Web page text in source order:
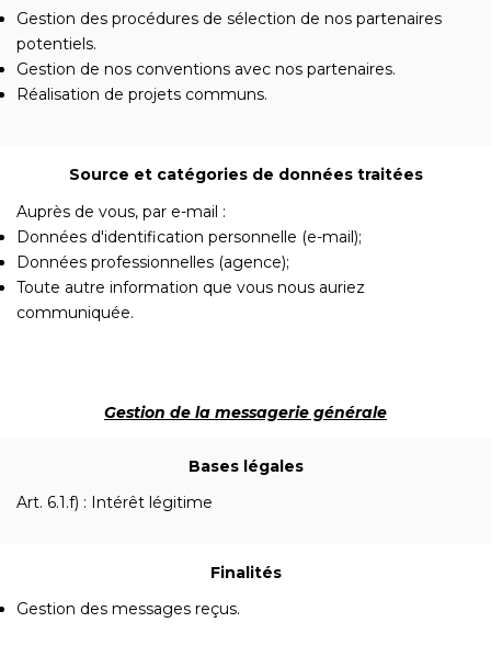
Gestion des procédures de sélection de nos partenaires
potentiels.
Gestion de nos conventions avec nos partenaires.
Réalisation de projets communs.
Source et catégories de données traitées
Auprès de vous, par e-mail :
Données d'identification personnelle (e-mail);
Données professionnelles (agence);
Toute autre information que vous nous auriez
communiquée.
Gestion de la messagerie générale
Bases légales
Art. 6.1.f) : Intérêt légitime
Finalités
Gestion des messages reçus.